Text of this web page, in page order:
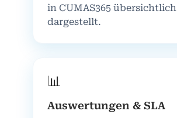
in CUMAS365 übersichtlich
dargestellt.
📊
Auswertungen & SLA